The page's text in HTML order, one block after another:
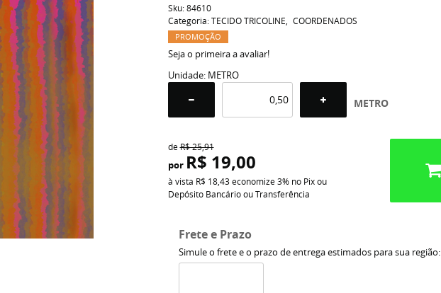
Sku:84610
Categoria: TECIDO TRICOLINE COORDENADOS
PROMOÇÃO
Seja o primeira a avaliar!
Unidade: METRO
METRO
deR$ 25,91
por R$ 19,00
à vista R$ 18,43economize3% no Pix ou
Depósito Bancário ou Transferência
Frete e Prazo
Simule o frete e o prazo de entrega estimados para sua região: